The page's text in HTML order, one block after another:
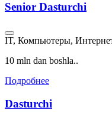
Senior Dasturchi
IT, Компьютеры,
10 mln dan boshla..
Подробнее
Dasturchi